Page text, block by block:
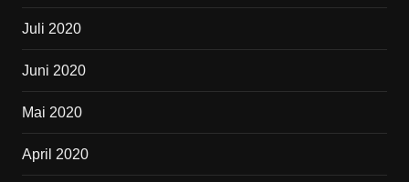
Juli 2020
Juni 2020
Mai 2020
April 2020